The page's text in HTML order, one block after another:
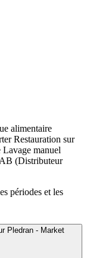
alimentaire
Restauration sur
Lavage manuel
(Distributeur
périodes et les
Pledran - Market